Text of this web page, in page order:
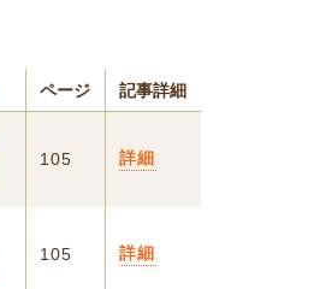
ページ 記事詳細
105 詳細
105 詳細